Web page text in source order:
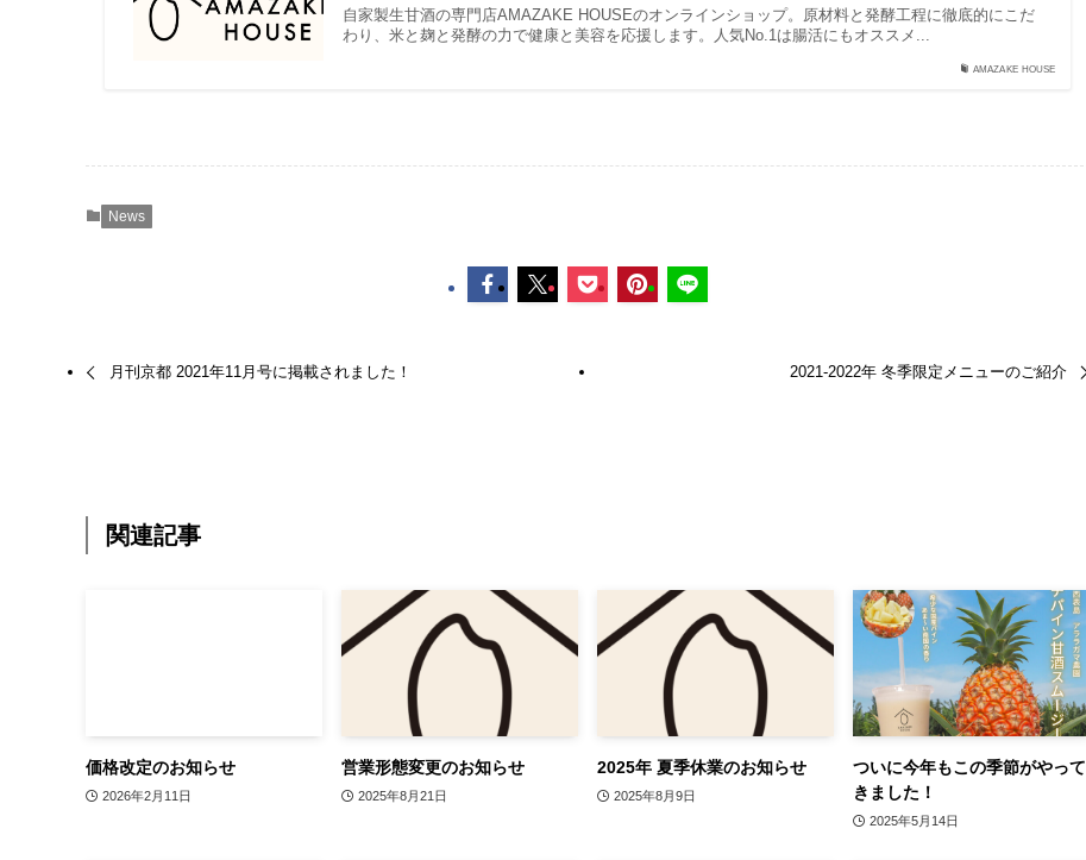
AMAZAKE HOUSE
自家製生甘酒の専門店AMAZAKE HOUSEのオンラインショップ。原材料と発酵工程に徹底的にこだ
わり、米と麹と発酵の力で健康と美容を応援します。人気No.1は腸活にもオススメ...
News
月刊京都 2021年11月号に掲載されました！ 2021-2022年 冬季限定メニューのご紹介
関連記事
価格改定のお知らせ
2026年2月11日
営業形態変更のお知らせ
2025年8月21日
2025年 夏季休業のお知らせ
2025年8月9日
ついに今年もこの季節がやって
きました！
2025年5月14日